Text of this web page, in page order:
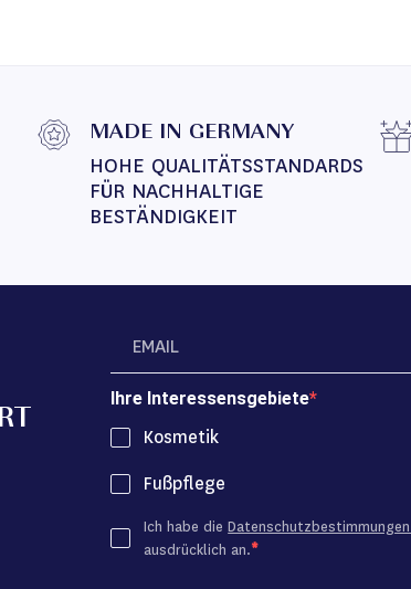
MADE IN GERMANY
HOHE QUALITÄTSSTANDARDS
FÜR NACHHALTIGE
BESTÄNDIGKEIT
Ihre Interessensgebiete
Kosmetik
Fußpflege
Ich habe dieDatenschutzbestimmungen
ausdrücklich an.